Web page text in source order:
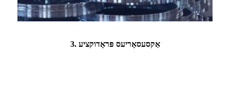
3. אַקסעסאָריעס פּראָדוקציע